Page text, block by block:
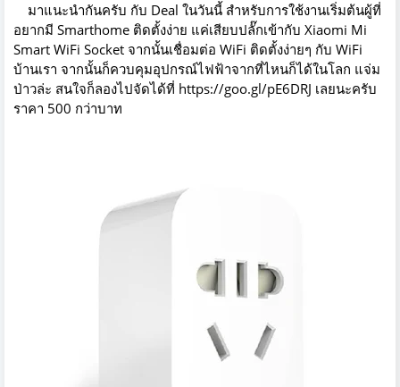
มาแนะนำกันครับ กับ Deal ในวันนี้ สำหรับการใช้งานเริ่มต้นผู้ที่
อยากมี Smarthome ติดตั้งง่าย แค่เสียบปลั๊กเข้ากับ Xiaomi Mi
Smart WiFi Socket จากนั้นเชื่อมต่อ WiFi ติดตั้งง่ายๆ กับ WiFi
บ้านเรา จากนั้นก็ควบคุมอุปกรณ์ไฟฟ้าจากที่ไหนก็ได้ในโลก แจ่ม
ป่าวล่ะ สนใจก็ลองไปจัดได้ที่ https://goo.gl/pE6DRJ เลยนะครับ
ราคา 500 กว่าบาท